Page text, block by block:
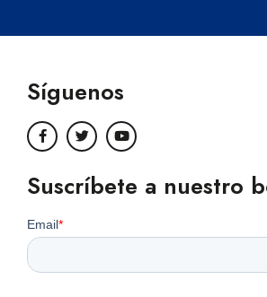
Síguenos
Suscríbete a nuestro